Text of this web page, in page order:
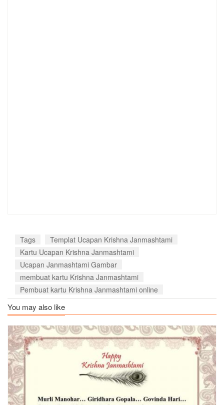
Tags
Templat Ucapan Krishna Janmashtami
Kartu Ucapan Krishna Janmashtami
Ucapan Janmashtami Gambar
membuat kartu Krishna Janmashtami
Pembuat kartu Krishna Janmashtami online
You may also like